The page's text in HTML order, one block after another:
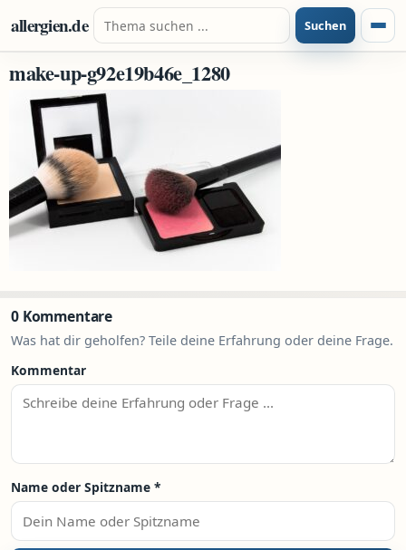
Zum Inhalt springen
allergien.de Suche nach: Suchen
make-up-g92e19b46e_1280
0 Kommentare
Was hat dir geholfen? Teile deine Erfahrung oder deine Frage.
Kommentar
Name oder Spitzname *